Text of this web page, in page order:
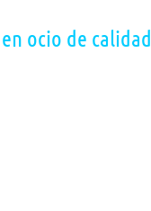
ocio de